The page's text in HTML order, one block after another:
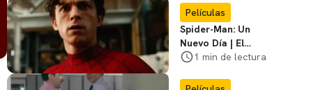
Películas
Spider-Man: Un
Nuevo Día | El
director dice que el
Chan no participó
1 min de lectura